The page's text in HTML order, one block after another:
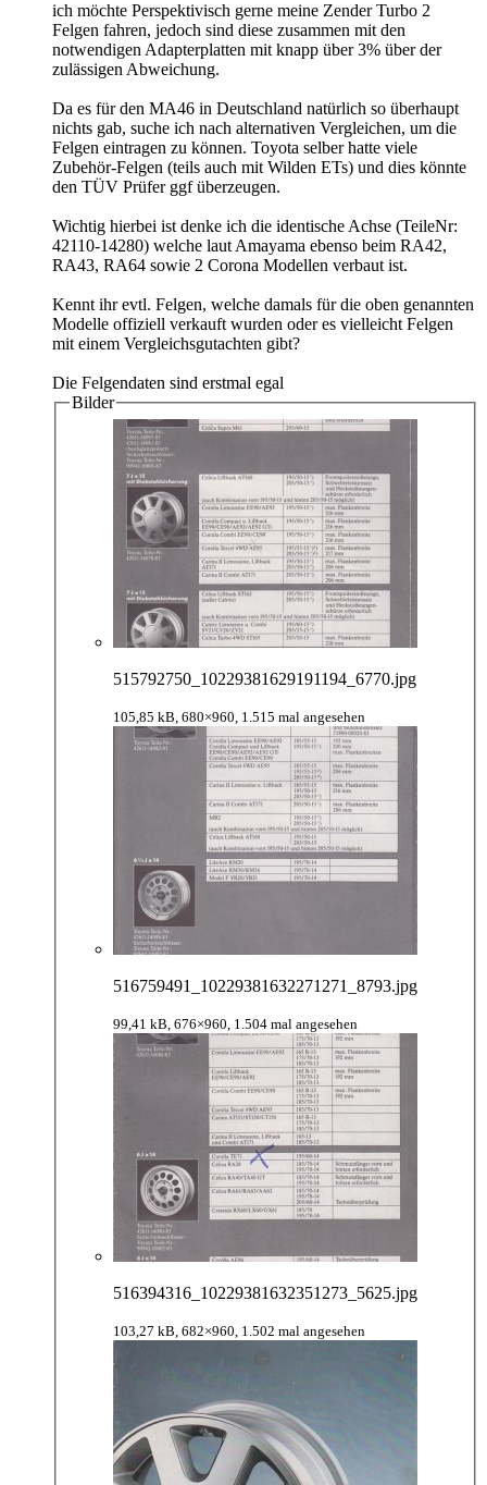
ich möchte Perspektivisch gerne meine Zender Turbo 2
Felgen fahren, jedoch sind diese zusammen mit den
notwendigen Adapterplatten mit knapp über 3% über der
zulässigen Abweichung.
Da es für den MA46 in Deutschland natürlich so überhaupt
nichts gab, suche ich nach alternativen Vergleichen, um die
Felgen eintragen zu können. Toyota selber hatte viele
Zubehör-Felgen (teils auch mit Wilden ETs) und dies könnte
den TÜV Prüfer ggf überzeugen.
Wichtig hierbei ist denke ich die identische Achse (TeileNr:
42110-14280) welche laut Amayama ebenso beim RA42,
RA43, RA64 sowie 2 Corona Modellen verbaut ist.
Kennt ihr evtl. Felgen, welche damals für die oben genannten
Modelle offiziell verkauft wurden oder es vielleicht Felgen
mit einem Vergleichsgutachten gibt?
Die Felgendaten sind erstmal egal
Bilder
515792750_10229381629191194_6770.jpg
105,85 kB, 680×960, 1.515 mal angesehen
516759491_10229381632271271_8793.jpg
99,41 kB, 676×960, 1.504 mal angesehen
516394316_10229381632351273_5625.jpg
103,27 kB, 682×960, 1.502 mal angesehen